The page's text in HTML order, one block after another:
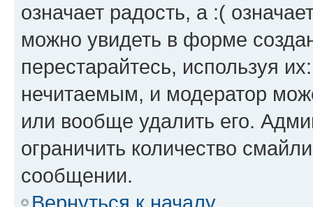
означает радость, а :(
можно увидеть в форме
перестарайтесь, используя
нечитаемым, и модератор
или вообще удалить его.
ограничить количество
сообщении.